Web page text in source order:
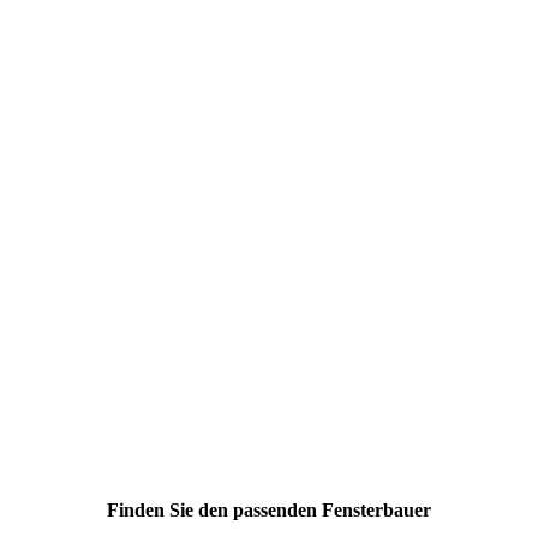
Finden Sie den passenden Fensterbauer